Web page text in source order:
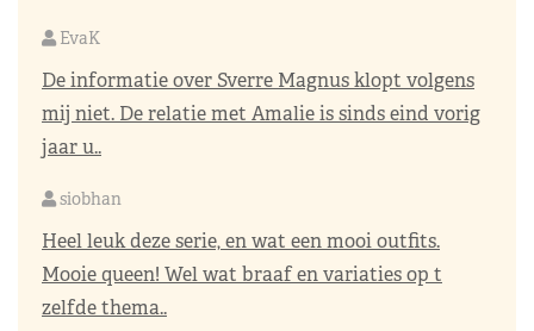
EvaK
De informatie over Sverre Magnus klopt volgens
mij niet. De relatie met Amalie is sinds eind vorig
jaar u..
siobhan
Heel leuk deze serie, en wat een mooi outfits.
Mooie queen! Wel wat braaf en variaties op t
zelfde thema..